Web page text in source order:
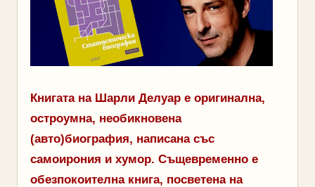
Книгата на Шарли Делуар е оригинална,
остроумна, необикновена
(авто)биография, написана със
самоирония и хумор. Същевременно е
обезпокоителна книга, посветена на